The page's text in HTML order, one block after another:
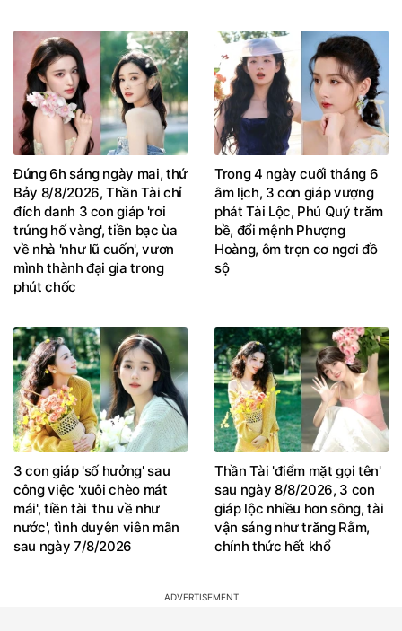
Đúng 6h sáng ngày mai, thứ
Bảy 8/8/2026, Thần Tài chỉ
đích danh 3 con giáp 'rơi
trúng hố vàng', tiền bạc ùa
về nhà 'như lũ cuốn', vươn
mình thành đại gia trong
phút chốc
Trong 4 ngày cuối tháng 6
âm lịch, 3 con giáp vượng
phát Tài Lộc, Phú Quý trăm
bề, đổi mệnh Phượng
Hoàng, ôm trọn cơ ngơi đồ
sộ
3 con giáp 'số hưởng' sau
công việc 'xuôi chèo mát
mái', tiền tài 'thu về như
nước', tình duyên viên mãn
sau ngày 7/8/2026
Thần Tài 'điểm mặt gọi tên'
sau ngày 8/8/2026, 3 con
giáp lộc nhiều hơn sông, tài
vận sáng như trăng Rằm,
chính thức hết khổ